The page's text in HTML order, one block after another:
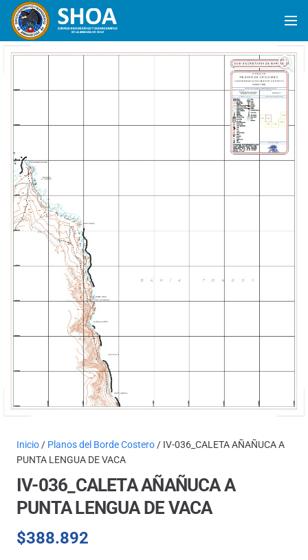
Inicio / Planos del Borde Costero / IV-036_CALETA AÑAÑUCA A
PUNTA LENGUA DE VACA
IV-036_CALETA AÑAÑUCA A
PUNTA LENGUA DE VACA
$388.892